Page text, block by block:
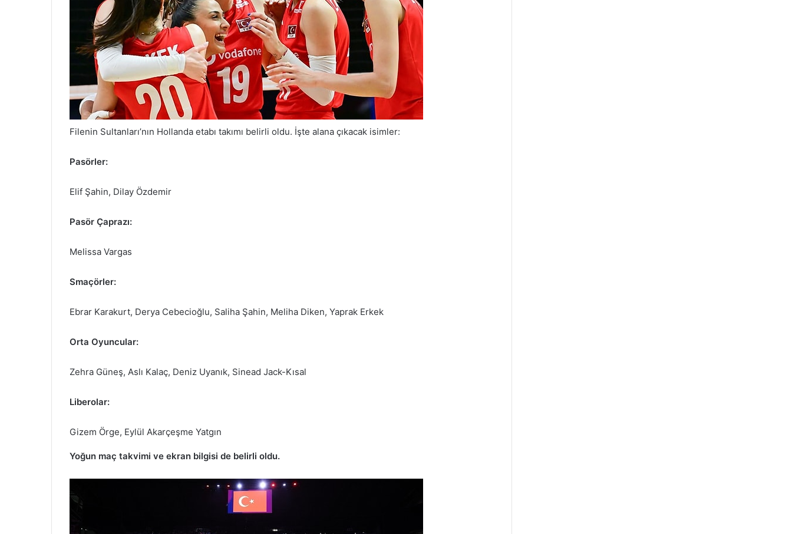
Filenin Sultanları’nın Hollanda etabı takımı belirli oldu. İşte alana çıkacak isimler:
Pasörler:
Elif Şahin, Dilay Özdemir
Pasör Çaprazı:
Melissa Vargas
Smaçörler:
Ebrar Karakurt, Derya Cebecioğlu, Saliha Şahin, Meliha Diken, Yaprak Erkek
Orta Oyuncular:
Zehra Güneş, Aslı Kalaç, Deniz Uyanık, Sinead Jack-Kısal
Liberolar:
Gizem Örge, Eylül Akarçeşme Yatgın
Yoğun maç takvimi ve ekran bilgisi de belirli oldu.